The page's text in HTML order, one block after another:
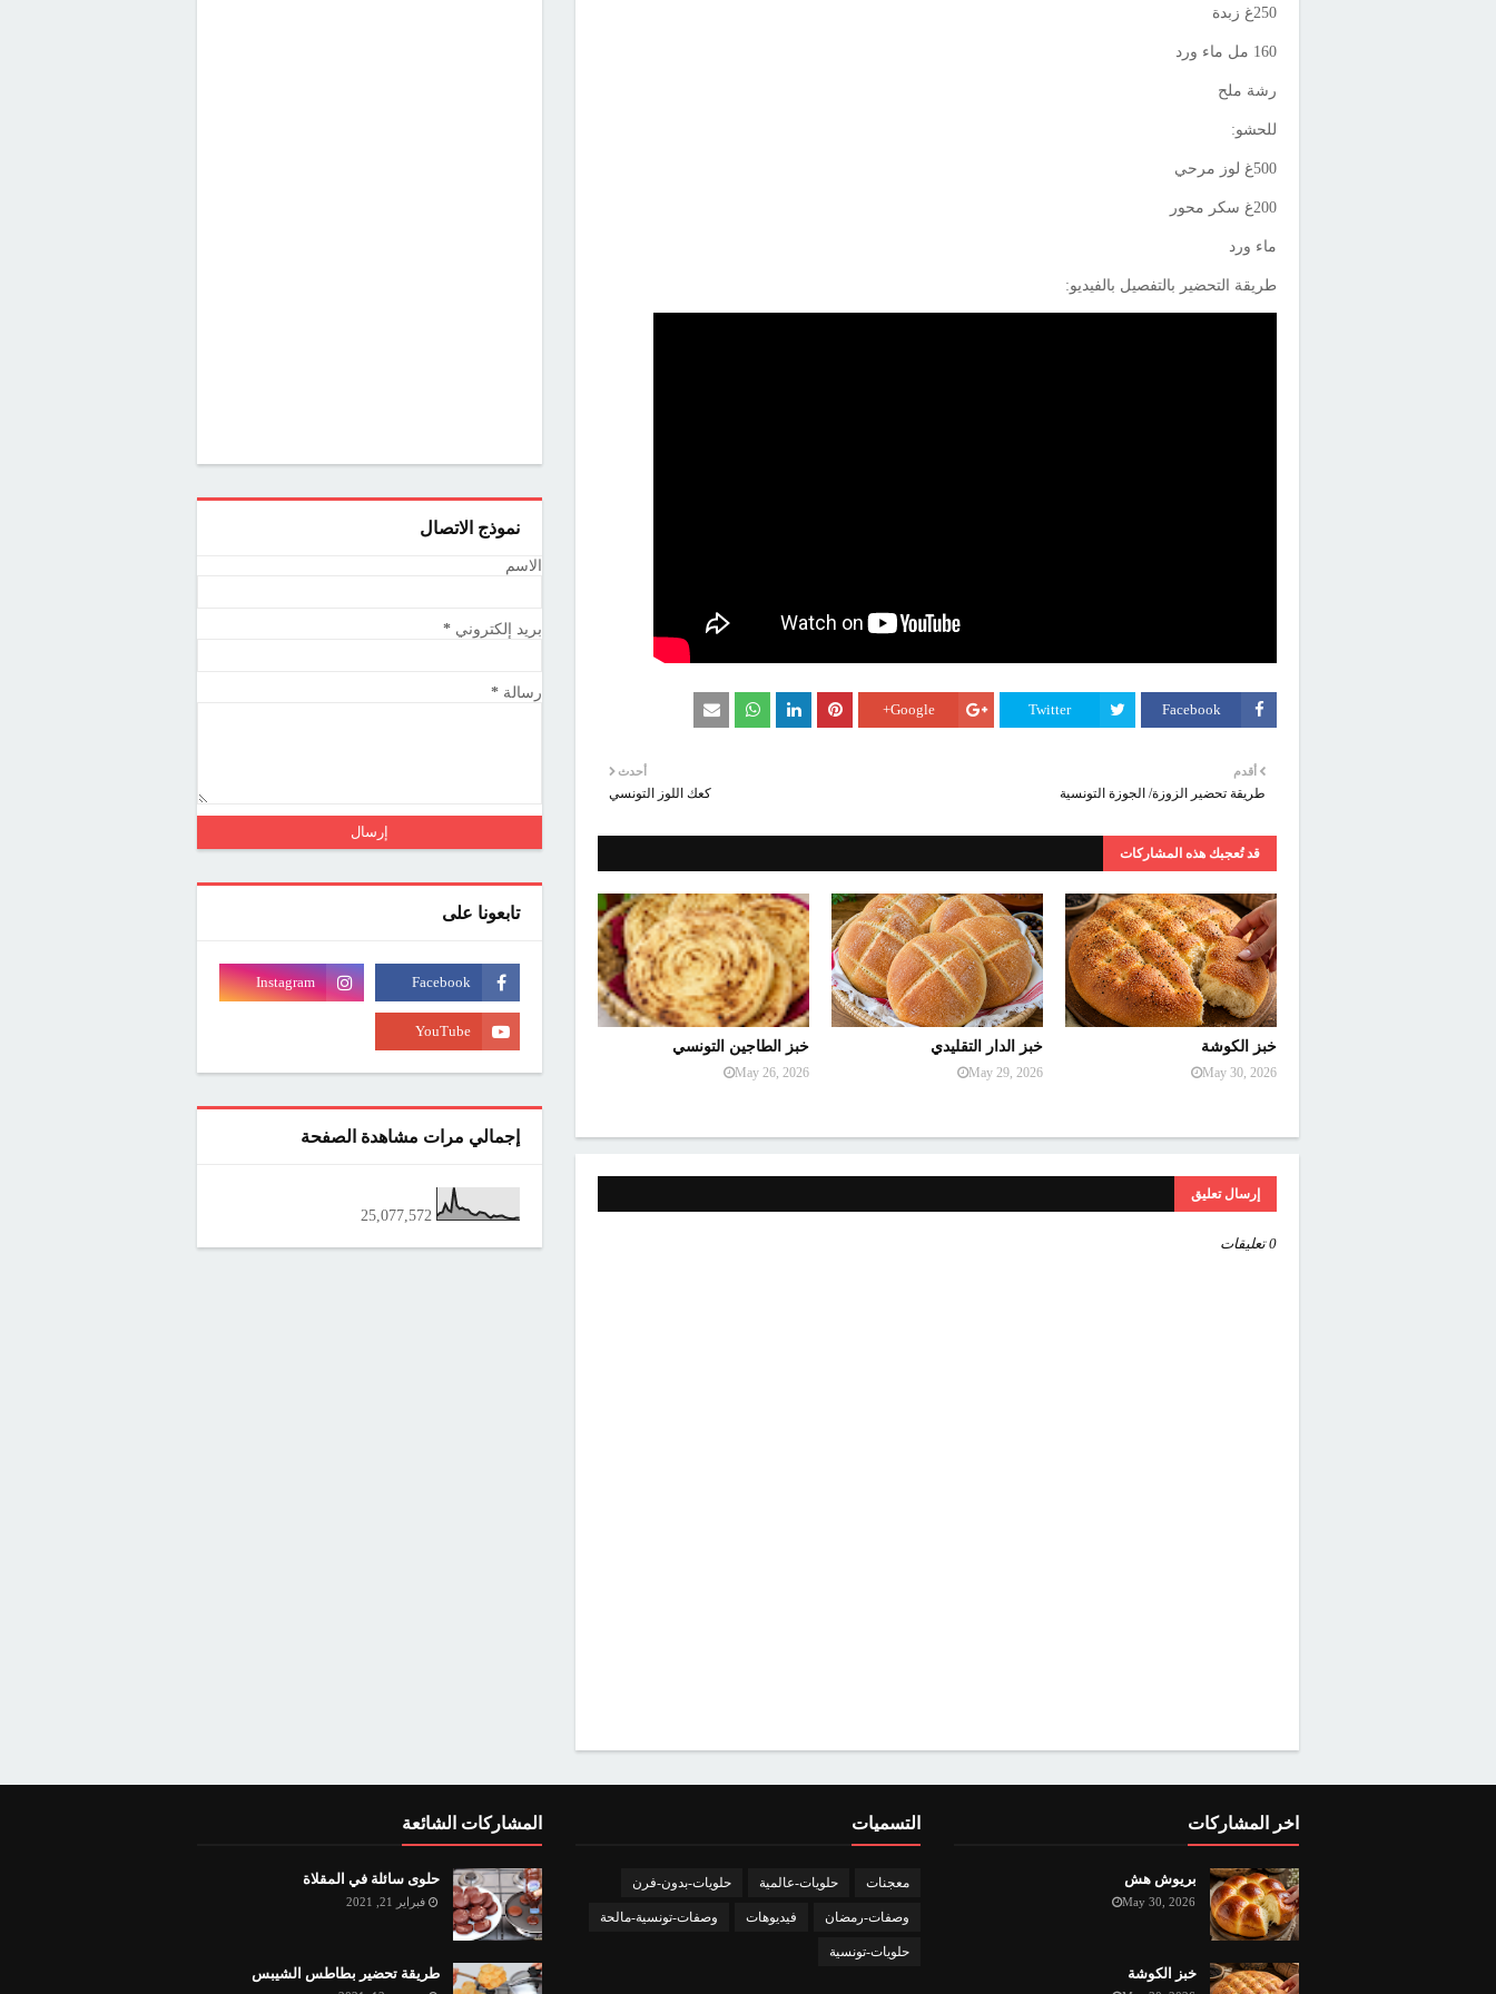
250غ زبدة
160 مل ماء ورد
رشة ملح
للحشو:
500غ لوز مرحي
200غ سكر محور
ماء ورد
طريقة التحضير بالتفصيل بالفيديو:
Facebook
Twitter
Google+
أحدث
كعك اللوز التونسي
أقدم
طريقة تحضير الزوزة/ الجوزة التونسية
قد تُعجبك هذه المشاركات
خبز الكوشة
May 30, 2026
خبز الدار التقليدي
May 29, 2026
خبز الطاجين التونسي
May 26, 2026
إرسال تعليق
0 تعليقات
نموذج الاتصال
الاسم
بريد إلكتروني *
رسالة *
تابعونا على
إجمالي مرات مشاهدة الصفحة
25,077,572
اخر المشاركات
بريوش هش
May 30, 2026
خبز الكوشة
التسميات
معجنات حلويات-عالمية حلويات-بدون-فرن
وصفات-رمضان فيديوهات وصفات-تونسية-مالحة
حلويات-تونسية
المشاركات الشائعة
حلوى سائلة في المقلاة
فبراير 21, 2021
طريقة تحضير بطاطس الشيبس